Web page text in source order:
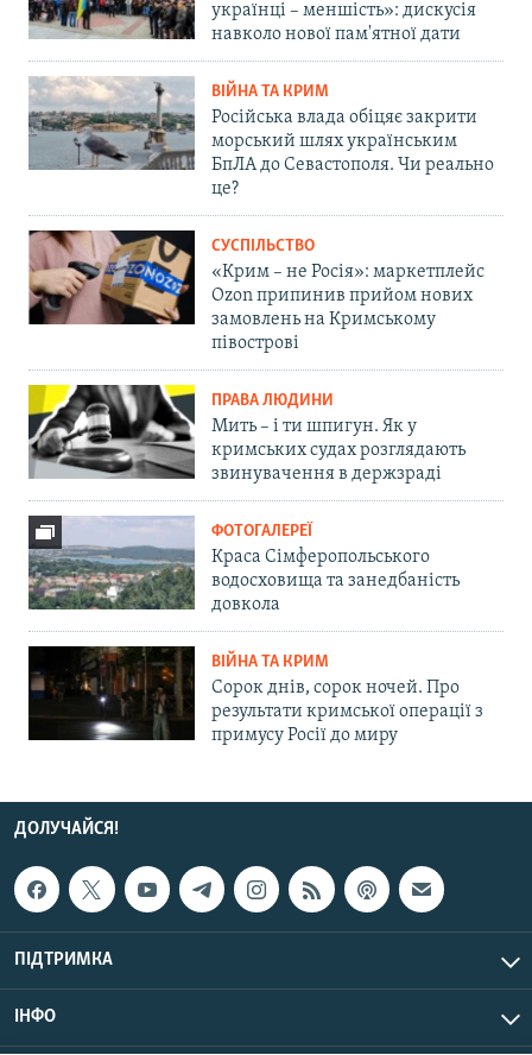
українці – меншість»: дискусія
навколо нової пам'ятної дати
ВІЙНА ТА КРИМ
Російська влада обіцяє закрити
морський шлях українським
БпЛА до Севастополя. Чи реально
це?
СУСПІЛЬСТВО
«Крим – не Росія»: маркетплейс
Ozon припинив прийом нових
замовлень на Кримському
півострові
ПРАВА ЛЮДИНИ
Мить – і ти шпигун. Як у
кримських судах розглядають
звинувачення в держзраді
ФОТОГАЛЕРЕЇ
Краса Сімферопольського
водосховища та занедбаність
довкола
ВІЙНА ТА КРИМ
Сорок днів, сорок ночей. Про
результати кримської операції з
примусу Росії до миру
ДОЛУЧАЙСЯ!
ПІДТРИМКА
ІНФО